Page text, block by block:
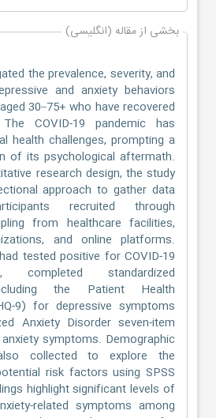
بخشی از مقاله (انگلیسی)
the prevalence, severity, and
and anxiety behaviors
30–75+ who have recovered
COVID-19 pandemic has
health challenges, prompting a
of its psychological aftermath.
research design, the study
approach to gather data
recruited through
from healthcare facilities,
and online platforms.
tested positive for COVID-19
completed standardized
the Patient Health
9) for depressive symptoms
Anxiety Disorder seven-item
symptoms. Demographic
collected to explore the
risk factors using SPSS
highlight significant levels of
related symptoms among